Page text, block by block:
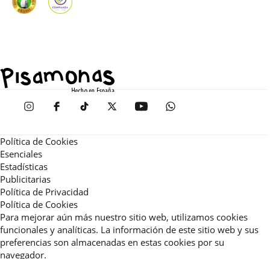
Política de Cookies
Esenciales
Estadísticas
Publicitarias
Política de Privacidad
Política de Cookies
Para mejorar aún más nuestro sitio web, utilizamos cookies
funcionales y analíticas. La información de este sitio web y sus
preferencias son almacenadas en estas cookies por su
navegador.